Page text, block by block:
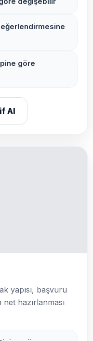
göre
Al
yapısı, başvuru
net hazırlanması